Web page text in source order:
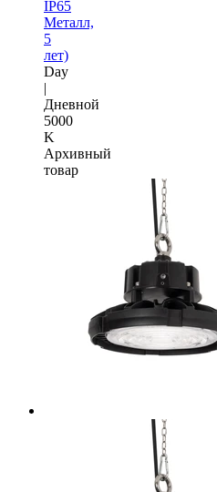
IP65
Металл,
5
лет)
Day
|
Дневной
5000
K
Архивный
товар